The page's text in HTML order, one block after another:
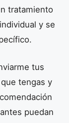
tratamiento
y se
tus
tengas y
puedan